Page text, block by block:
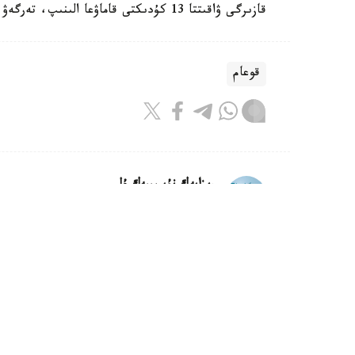
قازىرگى ۋاقىتتا 13 كۇدىكتى قاماۋعا الىنىپ، تەرگەۋ امالدارى جالعاسىپ جاتىر.
قوعام
ريزابەك نۇسىپبەك ۇلى